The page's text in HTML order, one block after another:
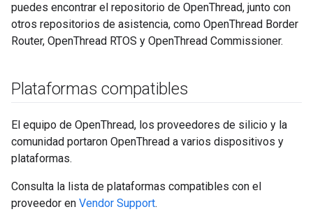
puedes encontrar el repositorio de OpenThread, junto con
otros repositorios de asistencia, como OpenThread Border
Router, OpenThread RTOS y OpenThread Commissioner.
Plataformas compatibles
El equipo de OpenThread, los proveedores de silicio y la
comunidad portaron OpenThread a varios dispositivos y
plataformas.
Consulta la lista de plataformas compatibles con el
proveedor en Vendor Support.